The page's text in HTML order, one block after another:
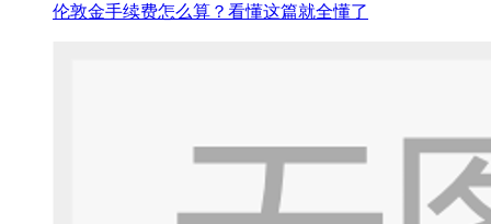
伦敦金手续费怎么算？看懂这篇就全懂了